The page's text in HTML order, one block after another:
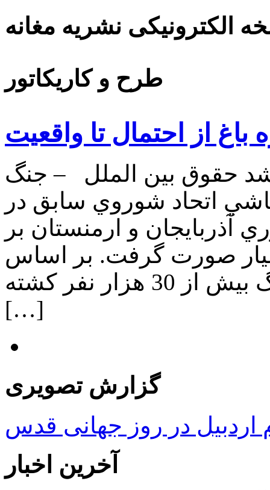
الکترونیکی نشریه مغانه
طرح و کاریکاتور
از احتمال تا واقعيت
حقوق بين الملل – جنگ
اتحاد شوروي سابق در
جمهوري آذربايجان و ارمنستان بر
صورت گرفت. بر اساس
منابع خبرگزاري ها در اين جنگ بيش از 30 هزار نفر كشته
[…]
گزارش تصویری
در روز جهانی قدس
آخرین اخبار